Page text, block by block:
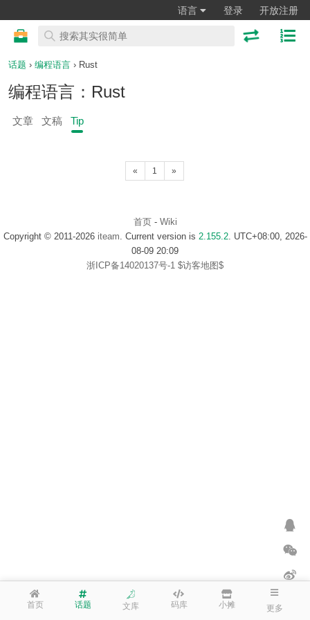
语言 登录 开放注册
首页 话题 文库 码库 小摊 更多
话题 › 编程语言 › Rust
编程语言：Rust
文章 文稿 Tip
« 1 »
首页- Wiki
Copyright © 2011-2026 iteam . Current version is 2.155.2. UTC+08:00, 2026-
08-09 20:09
浙ICP备14020137号-1 $访客地图$